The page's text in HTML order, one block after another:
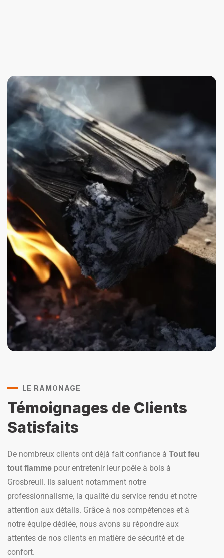
LE RAMONAGE
Témoignages de Clients
Satisfaits
De nombreux clients ont déjà fait confiance à Tout feu
tout flamme pour entretenir leur poêle à bois à
Grosbreuil. Ils saluent notamment notre
professionnalisme, la qualité du service rendu et notre
attention aux détails. Grâce à nos compétences et à
notre équipe dédiée, nous avons su répondre aux
attentes de nos clients en matière de sécurité et de
confort.